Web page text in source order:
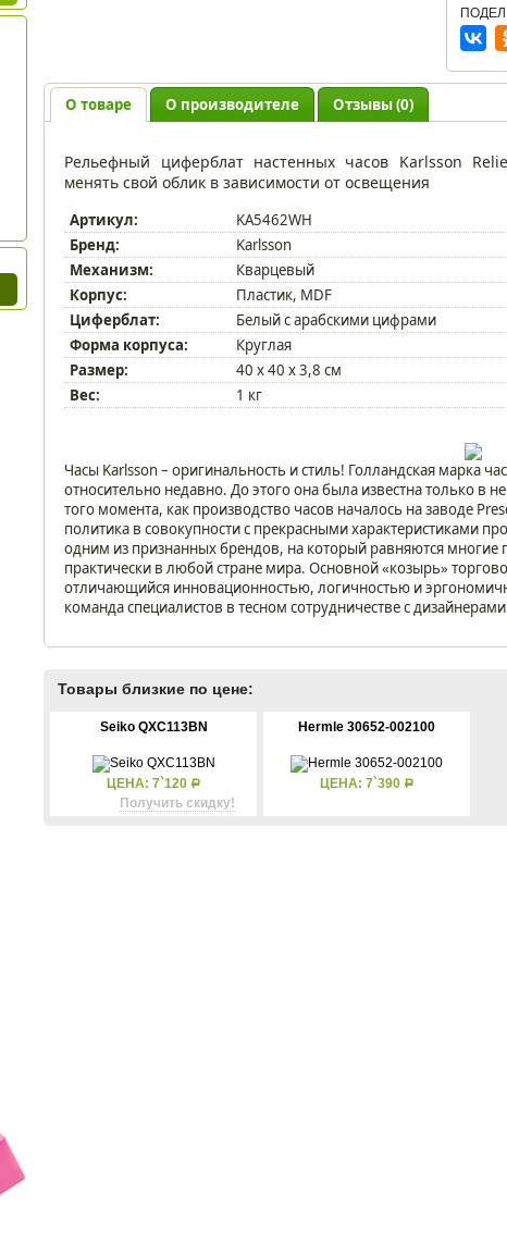
О товаре О производителе Отзывы (0)
Рельефный циферблат настенных часов Karlsson
менять свой облик в зависимости от освещения
Артикул:
KA5462WH
Бренд:
Karlsson
Механизм:
Кварцевый
Корпус:
Пластик, MDF
Циферблат:
Белый с арабскими цифрами
Форма корпуса:
Круглая
Размер:
40 х 40 х 3,8 см
Вес:
1 кг
Часы Karlsson – оригинальность и стиль! Голландская марка
относительно недавно. До этого она была известна только в
того момента, как производство часов началось на заводе
политика в совокупности с прекрасными характеристиками
одним из признанных брендов, на который равняются
практически в любой стране мира. Основной «козырь»
отличающийся инновационностью, логичностью и
команда специалистов в тесном сотрудничестве с
Товары близкие по цене:
Seiko QXC113BN
ЦЕНА: 7`120 Р
Получить скидку!
Hermle 30652-002100
ЦЕНА: 7`390 Р